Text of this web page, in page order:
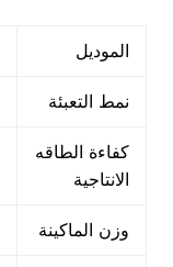
الموديل
نمط التعبئة
كفاءة الطاقه
الانتاجية
وزن الماكينة